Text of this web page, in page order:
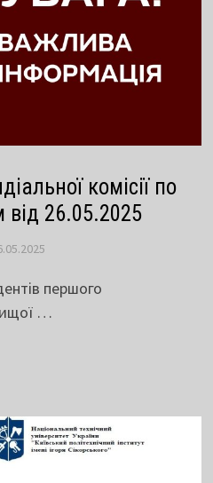
комісії по
26.05.2025
першого
…